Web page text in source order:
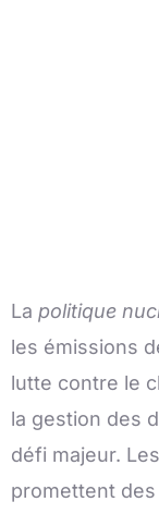
La politique
les émissions
lutte contre le
la gestion des
défi majeur.
promettent